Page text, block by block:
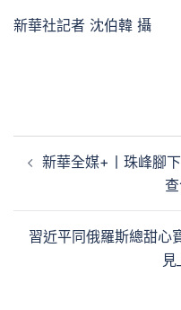
新華社記者 沈伯韓 攝
章 新華全媒+丨珠峰腳
習近平同俄羅斯總甜心